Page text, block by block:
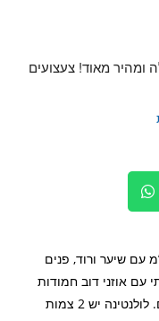
שירות מעולה ומהיר מאוד! צעצועים
יפיפייה בגובה 19 ס”מ עם שיער ורוד, פנים
דוב חמודות
ולבבות בתוכם, חולצה, שמלה עם לב ומגפיים. לולנטינה יש 2 צמות